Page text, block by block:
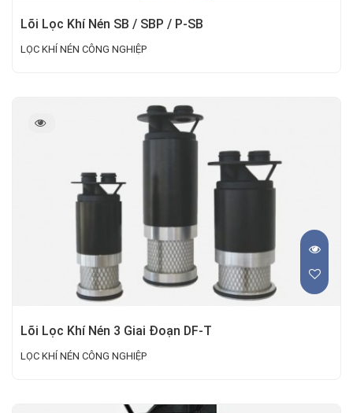
Lõi Lọc Khí Nén SB / SBP / P-SB
LỌC KHÍ NÉN CÔNG NGHIỆP
Lõi Lọc Khí Nén 3 Giai Đoạn DF-T
LỌC KHÍ NÉN CÔNG NGHIỆP